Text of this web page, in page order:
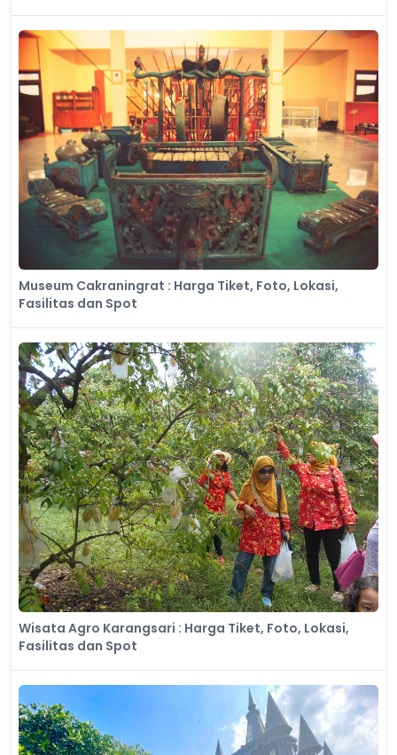
Museum Cakraningrat : Harga Tiket, Foto, Lokasi,
Fasilitas dan Spot
Wisata Agro Karangsari : Harga Tiket, Foto, Lokasi,
Fasilitas dan Spot